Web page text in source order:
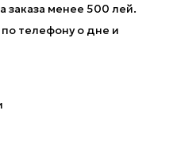
заказа менее 500 лей.
телефону о дне и